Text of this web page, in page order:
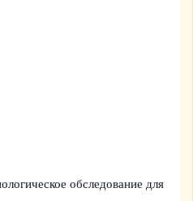
обследование для